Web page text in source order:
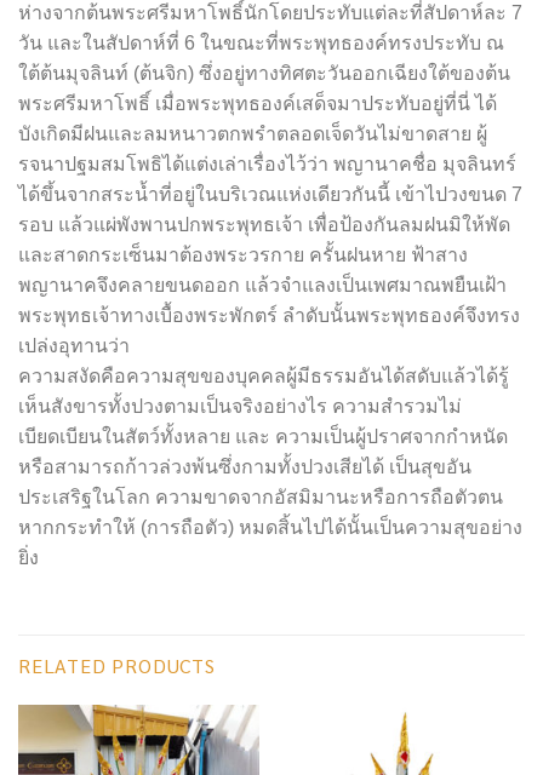
ห่างจากต้นพระศรีมหาโพธิ์นักโดยประทับแต่ละที่สัปดาห์ละ 7
วัน และในสัปดาห์ที่ 6 ในขณะที่พระพุทธองค์ทรงประทับ ณ
ใต้ต้นมุจลินท์ (ต้นจิก) ซึ่งอยู่ทางทิศตะวันออกเฉียงใต้ของต้น
พระศรีมหาโพธิ์ เมื่อพระพุทธองค์เสด็จมาประทับอยู่ที่นี่ ได้
บังเกิดมีฝนและลมหนาวตกพรำตลอดเจ็ดวันไม่ขาดสาย ผู้
รจนาปฐมสมโพธิได้แต่งเล่าเรื่องไว้ว่า พญานาคชื่อ มุจลินทร์
ได้ขึ้นจากสระน้ำที่อยู่ในบริเวณแห่งเดียวกันนี้ เข้าไปวงขนด 7
รอบ แล้วแผ่พังพานปกพระพุทธเจ้า เพื่อป้องกันลมฝนมิให้พัด
และสาดกระเซ็นมาต้องพระวรกาย ครั้นฝนหาย ฟ้าสาง
พญานาคจึงคลายขนดออก แล้วจำแลงเป็นเพศมาณพยืนเฝ้า
พระพุทธเจ้าทางเบื้องพระพักตร์ ลำดับนั้นพระพุทธองค์จึงทรง
เปล่งอุทานว่า
ความสงัดคือความสุขของบุคคลผู้มีธรรมอันได้สดับแล้วได้รู้
เห็นสังขารทั้งปวงตามเป็นจริงอย่างไร ความสำรวมไม่
เบียดเบียนในสัตว์ทั้งหลาย และ ความเป็นผู้ปราศจากกำหนัด
หรือสามารถก้าวล่วงพ้นซึ่งกามทั้งปวงเสียได้ เป็นสุขอัน
ประเสริฐในโลก ความขาดจากอัสมิมานะหรือการถือตัวตน
หากกระทำให้ (การถือตัว) หมดสิ้นไปได้นั้นเป็นความสุขอย่าง
ยิ่ง
RELATED PRODUCTS